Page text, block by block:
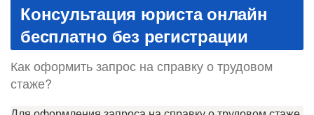
Консультация юриста онлайн
бесплатно без регистрации
Как оформить запрос на справку о трудовом
стаже?